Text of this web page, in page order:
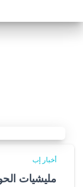
أخبار إب